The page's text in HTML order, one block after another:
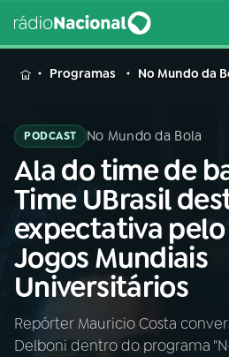
MENU
Buscar
na
Rádio
Nacional
Buscar
AO VIVO
01INÍCIO
Programas No Mundo da
PODCAST No Mundo da Bola
Ala do time de
Time UBrasil
expectativa
Jogos Mundiais
Universitários
Repórter Mauricio Costa
Delboni dentro do programa